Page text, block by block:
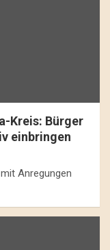
Kreis: Bürger
einbringen
Anregungen